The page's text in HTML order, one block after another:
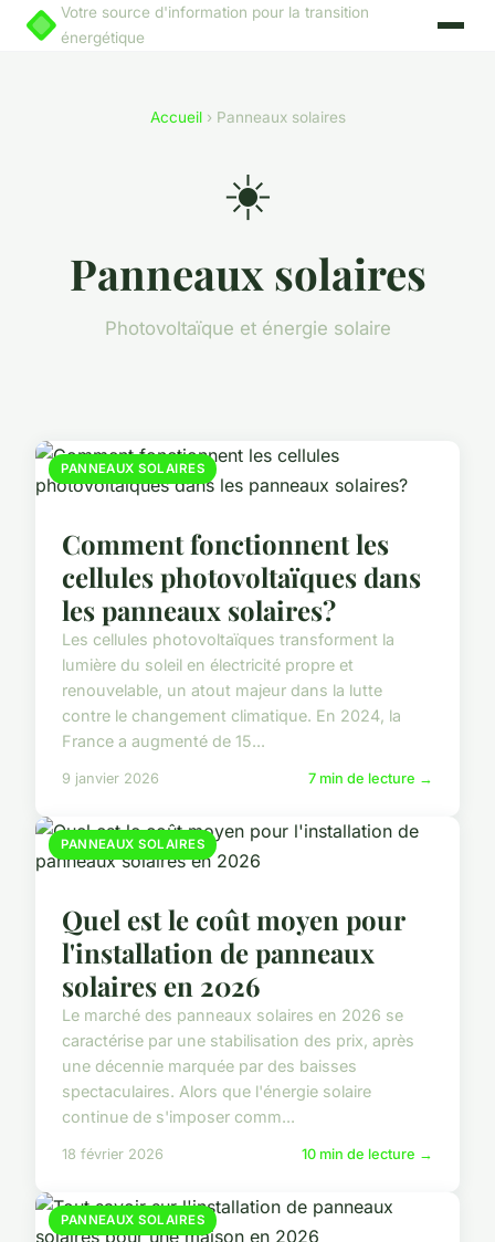
Votre source d'information pour la transition
énergétique
Accueil› Panneaux solaires
☀️
Panneaux solaires
Photovoltaïque et énergie solaire
PANNEAUX SOLAIRES
Comment fonctionnent les
cellules photovoltaïques dans
les panneaux solaires?
Les cellules photovoltaïques transforment la
lumière du soleil en électricité propre et
renouvelable, un atout majeur dans la lutte
contre le changement climatique. En 2024, la
France a augmenté de 15...
9 janvier 2026 7 min de lecture →
PANNEAUX SOLAIRES
Quel est le coût moyen pour
l'installation de panneaux
solaires en 2026
Le marché des panneaux solaires en 2026 se
caractérise par une stabilisation des prix, après
une décennie marquée par des baisses
spectaculaires. Alors que l'énergie solaire
continue de s'imposer comm...
18 février 2026 10 min de lecture →
PANNEAUX SOLAIRES